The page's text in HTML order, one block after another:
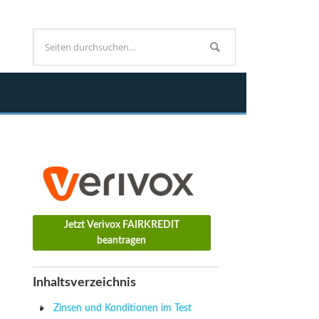
Jetzt Verivox FAIRKREDIT
beantragen
Inhaltsverzeichnis
Zinsen und Konditionen im Test